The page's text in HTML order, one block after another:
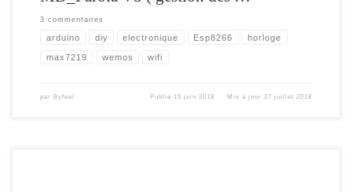
3 commentaires
arduino diy electronique Esp8266 horloge
max7219 wemos wifi
par Byfeel Publié 15 juin 2018 Mis à jour 27 juillet 2018